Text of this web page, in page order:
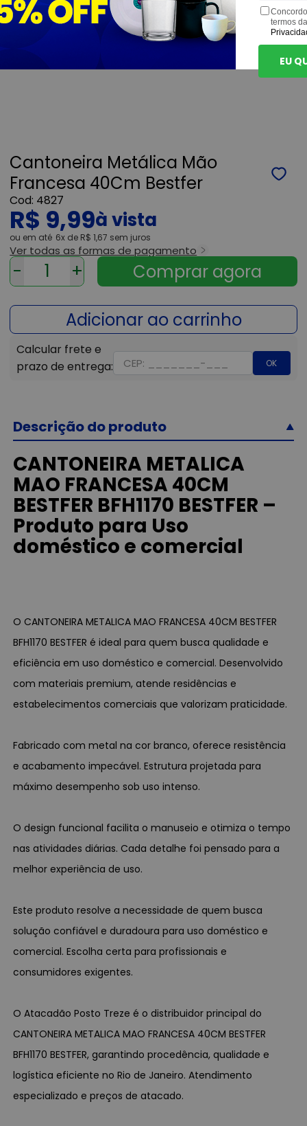
Cantoneira Metálica Mão
Francesa 40Cm Bestfer
4827
R$ 9,99
ou 6x de R$ 1,67 sem juros
Ver todas as formas de pagamento
- +
OK
Descrição do produto
CANTONEIRA METALICA
MAO FRANCESA 40CM
BESTFER BFH1170 BESTFER –
Produto para Uso
doméstico e comercial
O CANTONEIRA METALICA MAO FRANCESA 40CM BESTFER
BFH1170 BESTFER é ideal para quem busca qualidade e
eficiência em uso doméstico e comercial. Desenvolvido
com materiais premium, atende residências e
estabelecimentos comerciais que valorizam praticidade.
Fabricado com metal na cor branco, oferece resistência
e acabamento impecável. Estrutura projetada para
máximo desempenho sob uso intenso.
O design funcional facilita o manuseio e otimiza o tempo
nas atividades diárias. Cada detalhe foi pensado para a
melhor experiência de uso.
Este produto resolve a necessidade de quem busca
solução confiável e duradoura para uso doméstico e
comercial. Escolha certa para profissionais e
consumidores exigentes.
O Atacadão Posto Treze é o distribuidor principal do
CANTONEIRA METALICA MAO FRANCESA 40CM BESTFER
BFH1170 BESTFER, garantindo procedência, qualidade e
logística eficiente no Rio de Janeiro. Atendimento
especializado e preços de atacado.
termos
EU